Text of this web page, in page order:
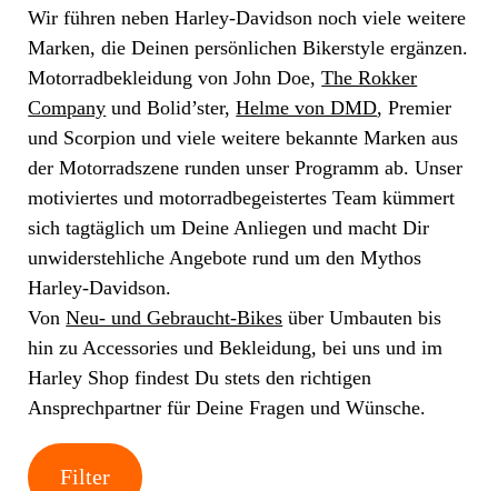
Wir führen neben Harley-Davidson noch viele weitere
Marken, die Deinen persönlichen Bikerstyle ergänzen.
Motorradbekleidung von John Doe,The Rokker
Company und Bolid’ster,Helme von DMD, Premier
und Scorpion und viele weitere bekannte Marken aus
der Motorradszene runden unser Programm ab. Unser
motiviertes und motorradbegeistertes Team kümmert
sich tagtäglich um Deine Anliegen und macht Dir
unwiderstehliche Angebote rund um den Mythos
Harley-Davidson.
VonNeu- und Gebraucht-Bikes über Umbauten bis
hin zu Accessories und Bekleidung, bei uns und im
Harley Shop findest Du stets den richtigen
Ansprechpartner für Deine Fragen und Wünsche.
Filter